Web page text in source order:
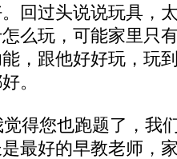
回过头说说玩具，
么玩，可能家里只
，跟他好好玩，玩
。
得您也跑题了，我
最好的早教老师，